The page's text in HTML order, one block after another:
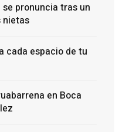
pronuncia tras un
nietas
cada espacio de tu
en Boca